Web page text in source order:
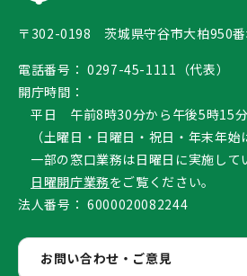
〒302-0198 茨城県守谷市大柏950番
電話番号： 0297-45-1111（代表）
開庁時間：
平日 午前8時30分から午後5時15分
（土曜日・日曜日・祝日・年末年始
一部の窓口業務は日曜日に実施して
日曜開庁業務をご覧ください。
法人番号： 6000020082244
お問い合わせ・ご意見